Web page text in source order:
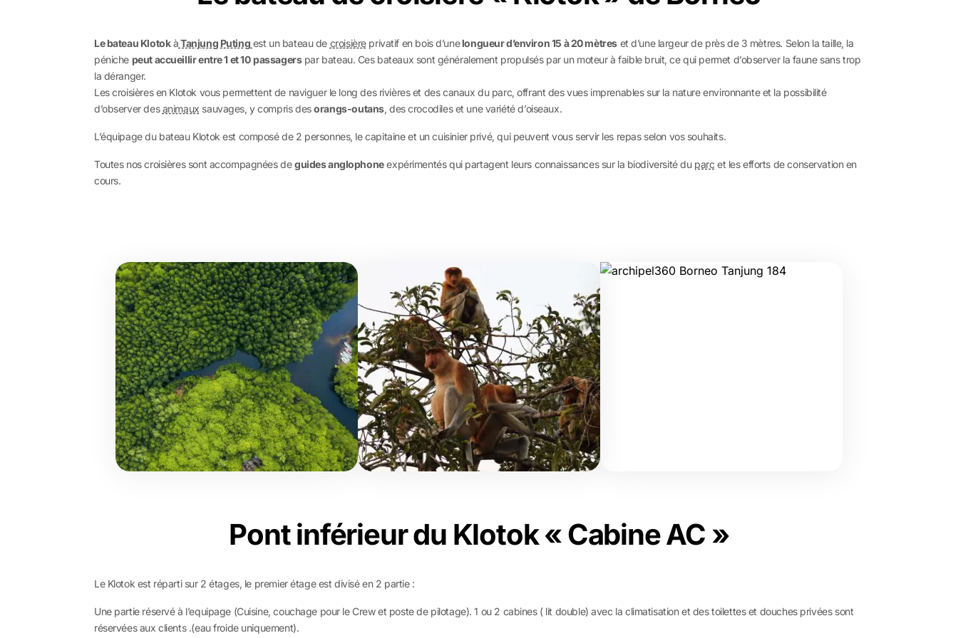
Le bateau KlotokàTanjung Puting est un bateau de croisièreprivatif en bois d’unelongueur d’environ 15 à 20 mètreset d’une largeur de près de 3 mètres. Selon la taille, la
péniche peut accueillir entre 1 et 10 passagerspar bateau. Ces bateaux sont généralement propulsés par un moteur à faible bruit, ce qui permet d’observer la faune sans trop
la déranger.
Les croisières en Klotok vous permettent de naviguer le long des rivières et des canaux du parc, offrant des vues imprenables sur la nature environnante et la possibilité
d’observer desanimaux sauvages, y compris desorangs-outans, des crocodiles et une variété d’oiseaux.
L’équipage du bateau Klotok est composé de 2 personnes, le capitaine et un cuisinier privé, qui peuvent vous servir les repas selon vos souhaits.
Toutes nos croisières sont accompagnées deguides anglophoneexpérimentés qui partagent leurs connaissances sur la biodiversité du parc et les efforts de conservation en
cours.
Pont inférieur du Klotok « Cabine AC »
Le Klotok est réparti sur 2 étages, le premier étage est divisé en 2 partie :
Une partie réservé à l’equipage (Cuisine, couchage pour le Crew et poste de pilotage). 1 ou 2 cabines ( lit double) avec la climatisation et des toilettes et douches privées sont
réservées aux clients .(eau froide uniquement).